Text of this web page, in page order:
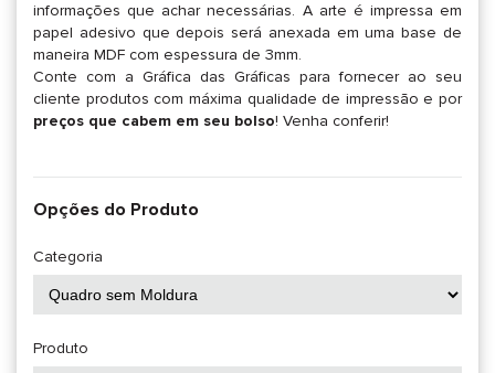
informações que achar necessárias. A arte é impressa em
papel adesivo que depois será anexada em uma base de
maneira MDF com espessura de 3mm.
Conte com a Gráfica das Gráficas para fornecer ao seu
cliente produtos com máxima qualidade de impressão e por
preços que cabem em seu bolso! Venha conferir!
Opções do Produto
Categoria
Produto